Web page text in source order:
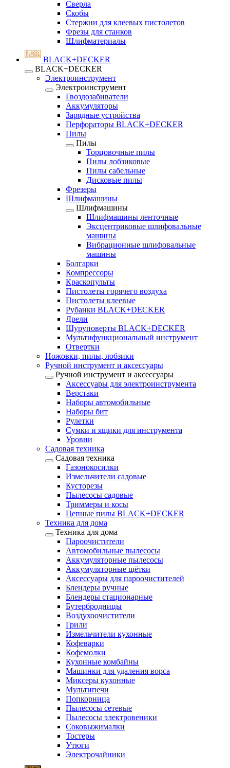
Сверла
Скобы
Стержни для клеевых пистолетов
Фрезы для станков
Шлифматериалы
BLACK+DECKER
BLACK+DECKER
Электроинструмент
Электроинструмент
Гвоздозабиватели
Аккумуляторы
Зарядные устройства
Перфораторы BLACK+DECKER
Пилы
Пилы
Торцовочные пилы
Пилы лобзиковые
Пилы сабельные
Дисковые пилы
Фрезеры
Шлифмашины
Шлифмашины
Шлифмашины ленточные
Эксцентриковые шлифовальные
машины
Вибрационные шлифовальные
машины
Болгарки
Компрессоры
Краскопульты
Пистолеты горячего воздуха
Пистолеты клеевые
Рубанки BLACK+DECKER
Дрели
Шуруповерты BLACK+DECKER
Мультифункциональный инструмент
Отвертки
Ножовки, пилы, лобзики
Ручной инструмент и аксессуары
Ручной инструмент и аксессуары
Аксессуары для электроинструмента
Верстаки
Наборы автомобильные
Наборы бит
Рулетки
Сумки и ящики для инструмента
Уровни
Садовая техника
Садовая техника
Газонокосилки
Измельчители садовые
Кусторезы
Пылесосы садовые
Триммеры и косы
Цепные пилы BLACK+DECKER
Техника для дома
Техника для дома
Пароочистители
Автомобильные пылесосы
Аккумуляторные пылесосы
Аккумуляторные щётки
Аксессуары для пароочистителей
Блендеры ручные
Блендеры стационарные
Бутербродницы
Воздухоочистители
Грили
Измельчители кухонные
Кофеварки
Кофемолки
Кухонные комбайны
Машинки для удаления ворса
Миксеры кухонные
Мультипечи
Попкорница
Пылесосы сетевые
Пылесосы электровеники
Соковыжималки
Тостеры
Утюги
Электрочайники